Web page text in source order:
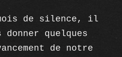
de silence, il
donner quelques
de notre